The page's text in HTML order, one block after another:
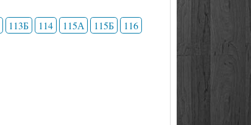
113Б 114 115А 115Б
116